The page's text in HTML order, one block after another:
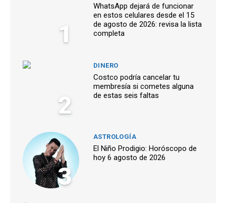
1
WhatsApp dejará de funcionar
en estos celulares desde el 15
de agosto de 2026: revisa la lista
completa
2
DINERO
Costco podría cancelar tu
membresía si cometes alguna
de estas seis faltas
3
ASTROLOGÍA
El Niño Prodigio: Horóscopo de
hoy 6 agosto de 2026